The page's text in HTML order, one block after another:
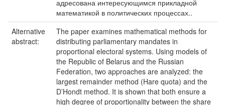
адресована интересующимся прикладной
математикой в политических процессах..
Alternative
abstract:
The paper examines mathematical methods for
distributing parliamentary mandates in
proportional electoral systems. Using models of
the Republic of Belarus and the Russian
Federation, two approaches are analyzed: the
largest remainder method (Hare quota) and the
D’Hondt method. It is shown that both ensure a
high degree of proportionality between the share